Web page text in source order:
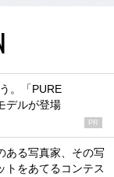
。「PURE
デルが登場
PR
ある写真家、その写
トをあてるコンテス